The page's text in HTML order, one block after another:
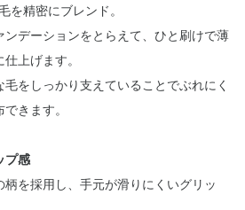
を精密にブレンド。
デーションをとらえて、ひと刷けで薄
上げます。
をしっかり支えていることでぶれにく
きます。
プ感
を採用し、手元が滑りにくいグリッ